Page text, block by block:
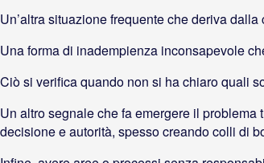
Un’altra situazione frequente che deriva
Una forma di inadempienza inconsapevole
Ciò si verifica quando non si ha chiaro quali
Un altro segnale che fa emergere il
decisione e autorità, spesso creando colli di